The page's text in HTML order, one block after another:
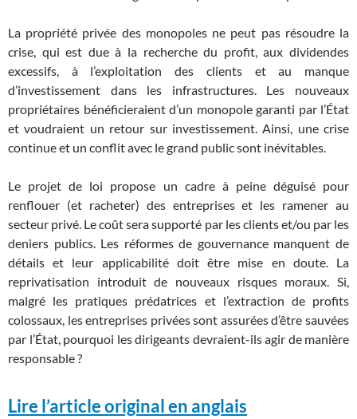
La propriété privée des monopoles ne peut pas résoudre la
crise, qui est due à la recherche du profit, aux dividendes
excessifs, à l’exploitation des clients et au manque
d’investissement dans les infrastructures. Les nouveaux
propriétaires bénéficieraient d’un monopole garanti par l’État
et voudraient un retour sur investissement. Ainsi, une crise
continue et un conflit avec le grand public sont inévitables.
Le projet de loi propose un cadre à peine déguisé pour
renflouer (et racheter) des entreprises et les ramener au
secteur privé. Le coût sera supporté par les clients et/ou par les
deniers publics. Les réformes de gouvernance manquent de
détails et leur applicabilité doit être mise en doute. La
reprivatisation introduit de nouveaux risques moraux. Si,
malgré les pratiques prédatrices et l’extraction de profits
colossaux, les entreprises privées sont assurées d’être sauvées
par l’État, pourquoi les dirigeants devraient-ils agir de manière
responsable ?
Lire l’article original en anglais